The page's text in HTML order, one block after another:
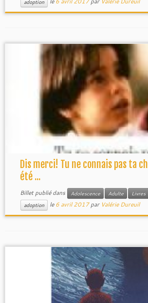
adoption
Dis merci! Tu ne connais pas ta
été ...
Billet publié dans Adolescence Adulte Livres
adoption le6 avril 2017 par Valérie Dureuil